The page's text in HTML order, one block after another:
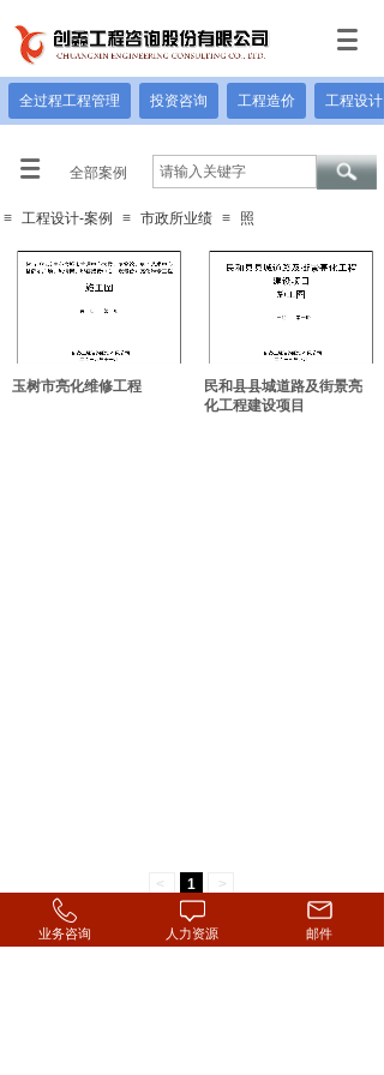
全过程工程管理 投资咨询 工程造价 工程设计
全部案例
≡ 工程设计-案例 ≡ 市政所业绩 ≡ 照
玉树市亮化维修工程
民和县县城道路及街景亮
化工程建设项目
< 1 >
业务咨询 人力资源 邮件